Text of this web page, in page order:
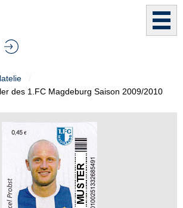
des 1.FC Magdeburg Saison 2009/2010